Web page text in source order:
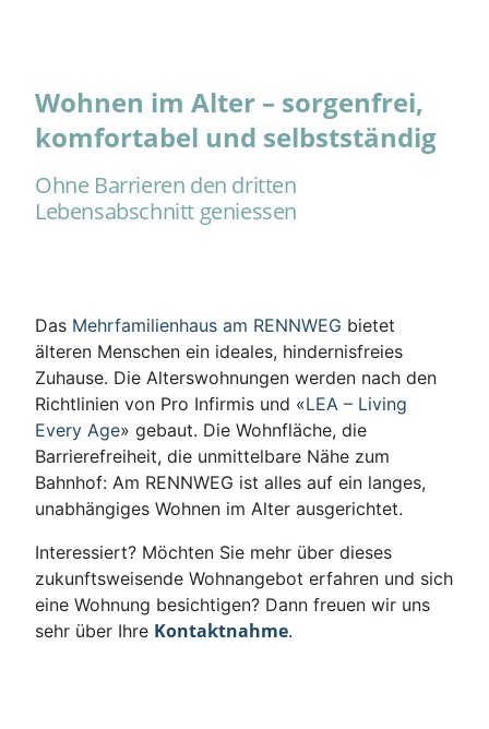
Wohnen im Alter – sorgenfrei,
komfortabel und selbstständig
Ohne Barrieren den dritten
Lebensabschnitt geniessen
Das Mehrfamilienhaus am RENNWEG bietet
älteren Menschen ein ideales, hindernisfreies
Zuhause. Die Alterswohnungen werden nach den
Richtlinien von Pro Infirmis und «LEA – Living
Every Age» gebaut. Die Wohnfläche, die
Barrierefreiheit, die unmittelbare Nähe zum
Bahnhof: Am RENNWEG ist alles auf ein langes,
unabhängiges Wohnen im Alter ausgerichtet.
Interessiert? Möchten Sie mehr über dieses
zukunftsweisende Wohnangebot erfahren und sich
eine Wohnung besichtigen? Dann freuen wir uns
sehr über Ihre Kontaktnahme.